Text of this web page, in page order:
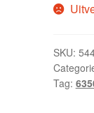
SKU:
Tag: